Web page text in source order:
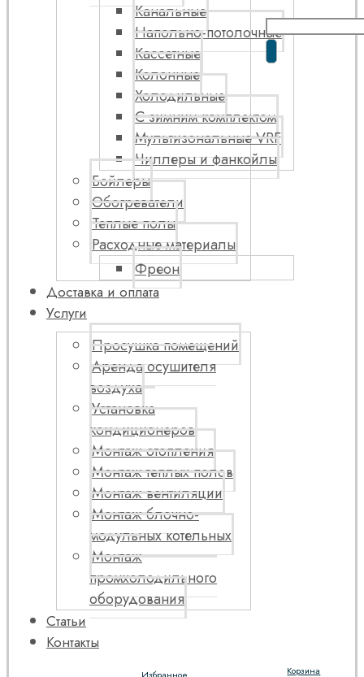
Канальные
Напольно-потолочные
Кассетные
Колонные
Холодильные
С зимним комплектом
Мультизональные VRF
Чиллеры и фанкойлы
Бойлеры
Обогреватели
Теплые полы
Расходные материалы
Фреон
Доставка и оплата
Услуги
Просушка помещений
Аренда осушителя
воздуха
Установка
кондиционеров
Монтаж отопления
Монтаж теплых полов
Монтаж вентиляции
Монтаж блочно-
модульных котельных
Монтаж
промхолодильного
оборудования
Статьи
Контакты
Корзина